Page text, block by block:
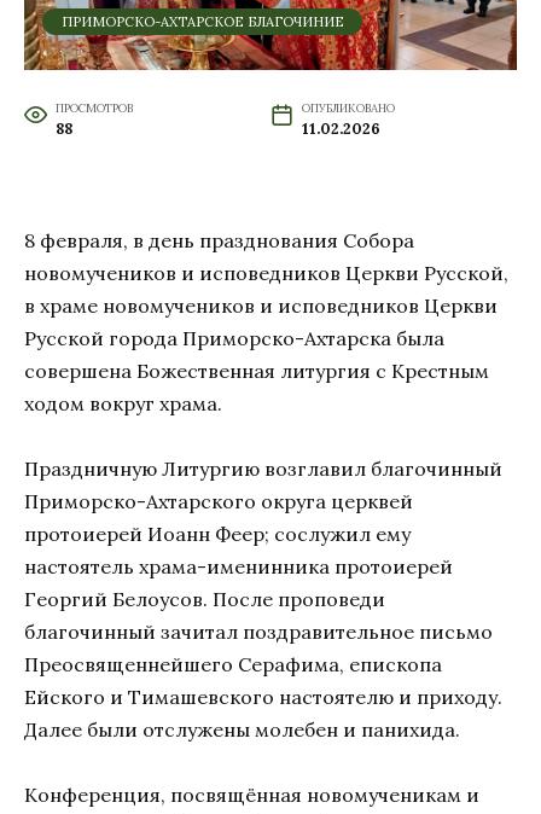
ПРИМОРСКО-АХТАРСКОЕ БЛАГОЧИНИЕ
ПРОСМОТРОВ
88
ОПУБЛИКОВАНО
11.02.2026
8 февраля, в день празднования Собора
новомучеников и исповедников Церкви Русской,
в храме новомучеников и исповедников Церкви
Русской города Приморско-Ахтарска была
совершена Божественная литургия с Крестным
ходом вокруг храма.
Праздничную Литургию возглавил благочинный
Приморско-Ахтарского округа церквей
протоиерей Иоанн Феер; сослужил ему
настоятель храма-именинника протоиерей
Георгий Белоусов. После проповеди
благочинный зачитал поздравительное письмо
Преосвященнейшего Серафима, епископа
Ейского и Тимашевского настоятелю и приходу.
Далее были отслужены молебен и панихида.
Конференция, посвящённая новомученикам и